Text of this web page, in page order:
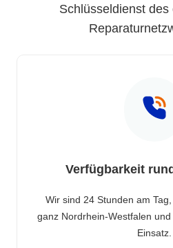
Schlüsseldienst
Verfügbarkeit
Wir sind 24 Stunden am
ganz Nordrhein-Westfalen
Einsatz.